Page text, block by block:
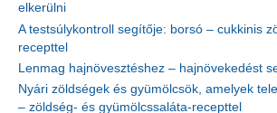
elkerülni
A testsúlykontroll segítője: borsó – cukkinis
recepttel
Lenmag hajnövesztéshez – hajnövekedést
Nyári zöldségek és gyümölcsök, amelyek
– zöldség- és gyümölcssaláta-recepttel